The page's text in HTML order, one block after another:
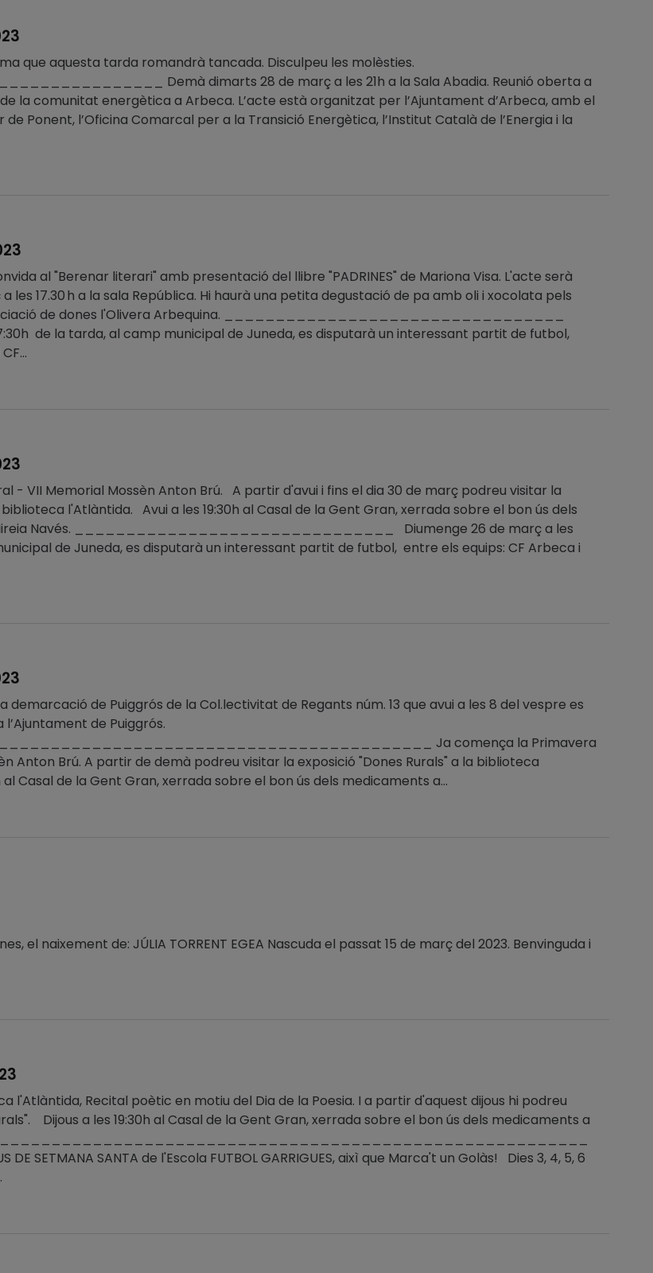
que aquesta tarda romandrà tancada. Disculpeu les molèsties.
Demà dimarts 28 de març a les 21h a la Sala Abadia. Reunió oberta a
la comunitat energètica a Arbeca. L’acte està organitzat per l’Ajuntament d’Arbeca, amb el
de Ponent, l’Oficina Comarcal per a la Transició Energètica, l’Institut Català de l’Energia i la
al "Berenar literari" amb presentació del llibre "PADRINES" de Mariona Visa. L'acte serà
les 17.30 h a la sala República. Hi haurà una petita degustació de pa amb oli i xocolata pels
de dones l'Olivera Arbequina. _________________________________
de la tarda, al camp municipal de Juneda, es disputarà un interessant partit de futbol,
- VII Memorial Mossèn Anton Brú. A partir d'avui i fins el dia 30 de març podreu visitar la
l'Atlàntida. Avui a les 19:30h al Casal de la Gent Gran, xerrada sobre el bon ús dels
Navés. _______________________________ Diumenge 26 de març a les
de Juneda, es disputarà un interessant partit de futbol, entre els equips: CF Arbeca i
demarcació de Puiggrós de la Col.lectivitat de Regants núm. 13 que avui a les 8 del vespre es
de Puiggrós.
Ja comença la Primavera
Anton Brú. A partir de demà podreu visitar la exposició "Dones Rurals" a la biblioteca
al Casal de la Gent Gran, xerrada sobre el bon ús dels medicaments a...
el naixement de: JÚLIA TORRENT EGEA Nascuda el passat 15 de març del 2023. Benvinguda i
l'Atlàntida, Recital poètic en motiu del Dia de la Poesia. I a partir d'aquest dijous hi podreu
Dijous a les 19:30h al Casal de la Gent Gran, xerrada sobre el bon ús dels medicaments a
___________________________________________________________
SETMANA SANTA de l'Escola FUTBOL GARRIGUES, aixì que Marca't un Golàs! Dies 3, 4, 5, 6